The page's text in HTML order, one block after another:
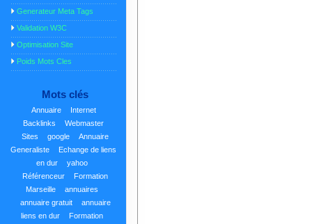
Generateur Meta Tags
Validation W3C
Optimisation Site
Poids Mots Cles
Mots clés
Annuaire
Internet
Backlinks
Webmaster
Sites
google
Annuaire
Generaliste
Echange de liens
en dur
yahoo
Référenceur
Formation
Marseille
annuaires
annuaire gratuit
annuaire
liens en dur
Formation